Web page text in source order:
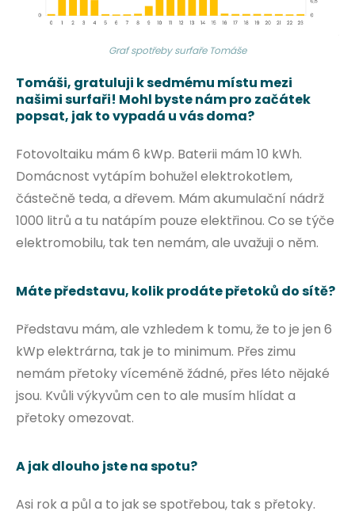
Graf spotřeby surfaře Tomáše
Tomáši, gratuluji k sedmému místu mezi
našimi surfaři! Mohl byste nám pro začátek
popsat, jak to vypadá u vás doma?
Fotovoltaiku mám 6 kWp. Baterii mám 10 kWh.
Domácnost vytápím bohužel elektrokotlem,
částečně teda, a dřevem. Mám akumulační nádrž
1000 litrů a tu natápím pouze elektřinou. Co se týče
elektromobilu, tak ten nemám, ale uvažuji o něm.
Máte představu, kolik prodáte přetoků do sítě?
Představu mám, ale vzhledem k tomu, že to je jen 6
kWp elektrárna, tak je to minimum. Přes zimu
nemám přetoky víceméně žádné, přes léto nějaké
jsou. Kvůli výkyvům cen to ale musím hlídat a
přetoky omezovat.
A jak dlouho jste na spotu?
Asi rok a půl a to jak se spotřebou, tak s přetoky.